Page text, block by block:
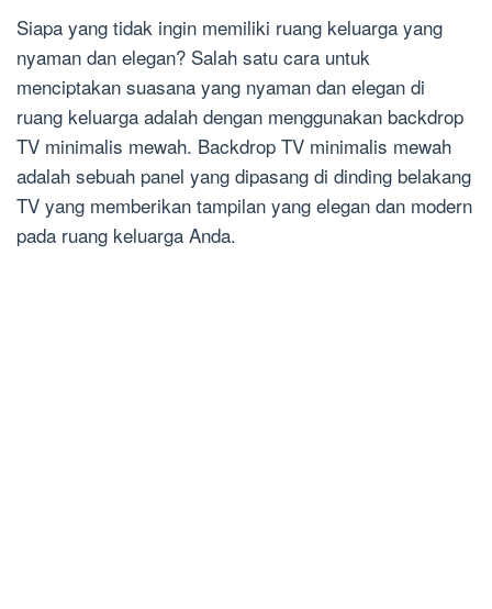
Siapa yang tidak ingin memiliki ruang keluarga yang
nyaman dan elegan? Salah satu cara untuk
menciptakan suasana yang nyaman dan elegan di
ruang keluarga adalah dengan menggunakan backdrop
TV minimalis mewah. Backdrop TV minimalis mewah
adalah sebuah panel yang dipasang di dinding belakang
TV yang memberikan tampilan yang elegan dan modern
pada ruang keluarga Anda.